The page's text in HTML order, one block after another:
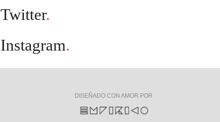
Twitter.
Instagram.
DISEÑADO CON AMOR POR